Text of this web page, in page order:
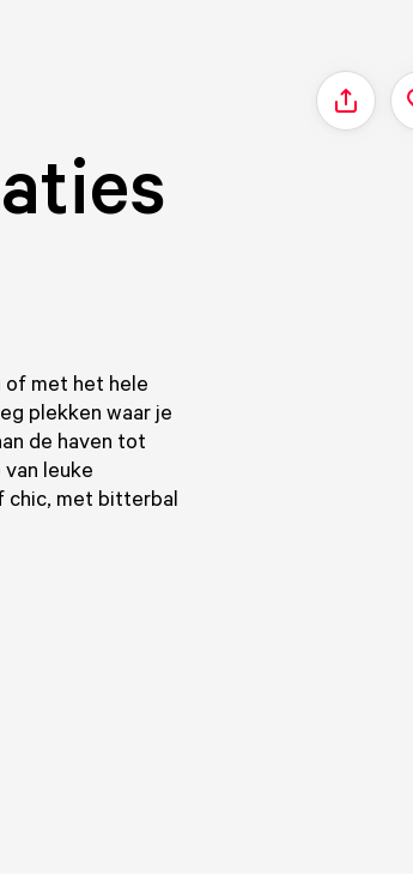
Delen
of met het hele
plekken waar je
de haven tot
leuke
chic, met bitterbal